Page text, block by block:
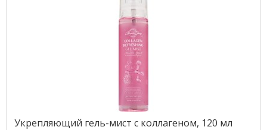
Укрепляющий гель-мист с коллагеном, 120 мл